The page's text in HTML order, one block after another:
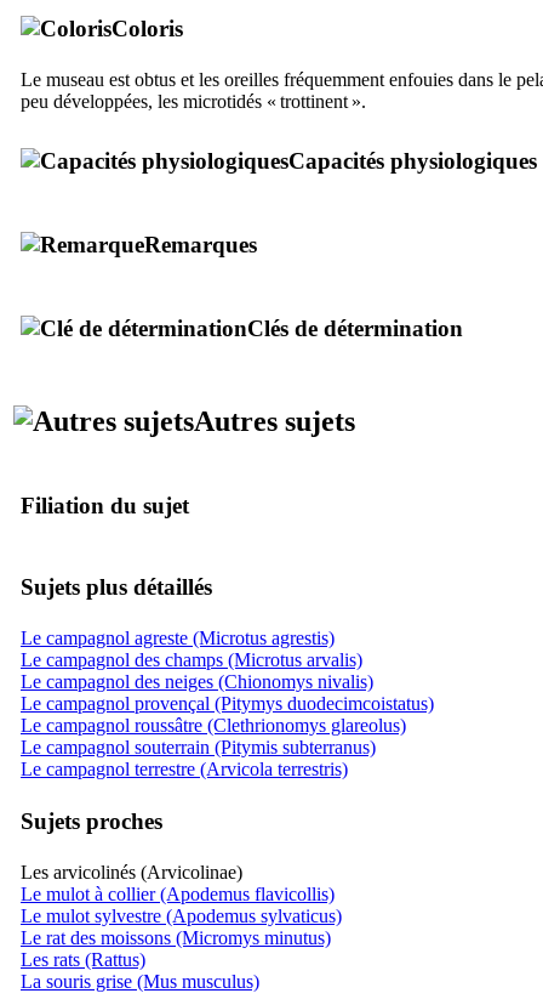
Coloris
Le museau est obtus et les oreilles fréquemment enfouies dans le
peu développées, les microtidés « trottinent ».
Capacités physiologiques
Remarques
Clés de détermination
Autres sujets
Filiation du sujet
Sujets plus détaillés
Le campagnol agreste (Microtus agrestis)
Le campagnol des champs (Microtus arvalis)
Le campagnol des neiges (Chionomys nivalis)
Le campagnol provençal (Pitymys duodecimcoistatus)
Le campagnol roussâtre (Clethrionomys glareolus)
Le campagnol souterrain (Pitymis subterranus)
Le campagnol terrestre (Arvicola terrestris)
Sujets proches
Les arvicolinés (Arvicolinae)
Le mulot à collier (Apodemus flavicollis)
Le mulot sylvestre (Apodemus sylvaticus)
Le rat des moissons (Micromys minutus)
Les rats (Rattus)
La souris grise (Mus musculus)